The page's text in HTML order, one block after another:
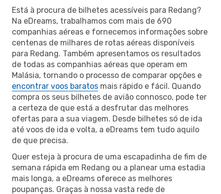
Está à procura de bilhetes acessíveis para Redang?
Na eDreams, trabalhamos com mais de 690
companhias aéreas e fornecemos informações sobre
centenas de milhares de rotas aéreas disponíveis
para Redang. Também apresentamos os resultados
de todas as companhias aéreas que operam em
Malásia, tornando o processo de comparar opções e
encontrar voos baratos mais rápido e fácil. Quando
compra os seus bilhetes de avião connosco, pode ter
a certeza de que está a desfrutar das melhores
ofertas para a sua viagem. Desde bilhetes só de ida
até voos de ida e volta, a eDreams tem tudo aquilo
de que precisa.
Quer esteja à procura de uma escapadinha de fim de
semana rápida em Redang ou a planear uma estadia
mais longa, a eDreams oferece as melhores
poupanças. Graças à nossa vasta rede de